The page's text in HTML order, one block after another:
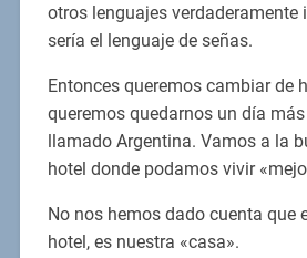
otros lenguajes verdaderamente
sería el lenguaje de señas.
Entonces queremos cambiar de
queremos quedarnos un día
llamado Argentina. Vamos a la
hotel donde podamos vivir
No nos hemos dado cuenta que
hotel, es nuestra «casa».